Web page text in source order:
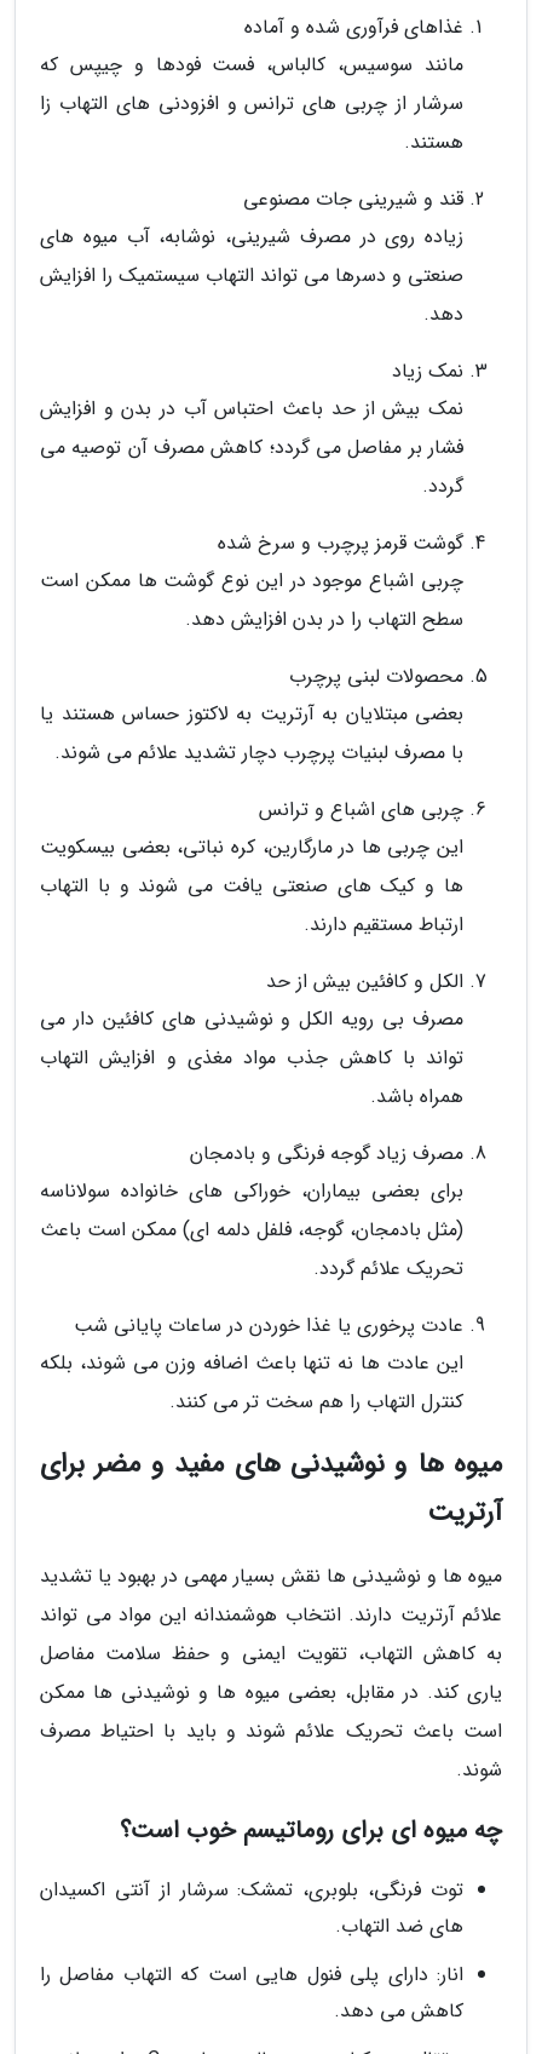
غذاهای فرآوری شده و آماده
مانند سوسیس، کالباس، فست فودها و چیپس که
سرشار از چربی های ترانس و افزودنی های التهاب زا
هستند.
قند و شیرینی جات مصنوعی
زیاده روی در مصرف شیرینی، نوشابه، آب میوه های
صنعتی و دسرها می تواند التهاب سیستمیک را افزایش
دهد.
نمک زیاد
نمک بیش از حد باعث احتباس آب در بدن و افزایش
فشار بر مفاصل می گردد؛ کاهش مصرف آن توصیه می
گردد.
گوشت قرمز پرچرب و سرخ شده
چربی اشباع موجود در این نوع گوشت ها ممکن است
سطح التهاب را در بدن افزایش دهد.
محصولات لبنی پرچرب
بعضی مبتلایان به آرتریت به لاکتوز حساس هستند یا
با مصرف لبنیات پرچرب دچار تشدید علائم می شوند.
چربی های اشباع و ترانس
این چربی ها در مارگارین، کره نباتی، بعضی بیسکویت
ها و کیک های صنعتی یافت می شوند و با التهاب
ارتباط مستقیم دارند.
الکل و کافئین بیش از حد
مصرف بی رویه الکل و نوشیدنی های کافئین دار می
تواند با کاهش جذب مواد مغذی و افزایش التهاب
همراه باشد.
مصرف زیاد گوجه فرنگی و بادمجان
برای بعضی بیماران، خوراکی های خانواده سولاناسه
(مثل بادمجان، گوجه، فلفل دلمه ای) ممکن است باعث
تحریک علائم گردد.
عادت پرخوری یا غذا خوردن در ساعات پایانی شب
این عادت ها نه تنها باعث اضافه وزن می شوند، بلکه
کنترل التهاب را هم سخت تر می کنند.
میوه ها و نوشیدنی های مفید و مضر برای
آرتریت
میوه ها و نوشیدنی ها نقش بسیار مهمی در بهبود یا تشدید
علائم آرتریت دارند. انتخاب هوشمندانه این مواد می تواند
به کاهش التهاب، تقویت ایمنی و حفظ سلامت مفاصل
یاری کند. در مقابل، بعضی میوه ها و نوشیدنی ها ممکن
است باعث تحریک علائم شوند و باید با احتیاط مصرف
شوند.
چه میوه ای برای روماتیسم خوب است؟
توت فرنگی، بلوبری، تمشک: سرشار از آنتی اکسیدان
های ضد التهاب.
انار: دارای پلی فنول هایی است که التهاب مفاصل را
کاهش می دهد.